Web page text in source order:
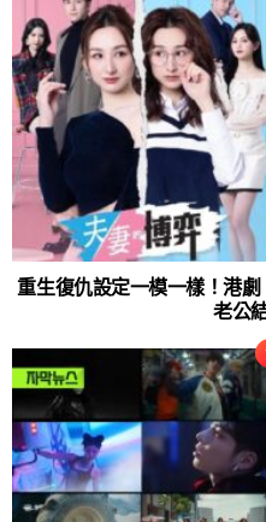
重生復仇設定一模一樣！港
老公